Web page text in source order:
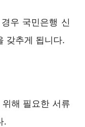
우 국민은행 신
갖추게 됩니다.
해 필요한 서류
.